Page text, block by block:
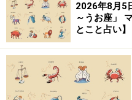
10位：しし座（7月
2024年5月13日の運勢「しし
2026年8月5
～うお座」
とこと占い】